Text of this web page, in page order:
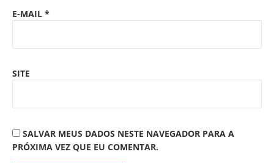
E-MAIL *
SITE
SALVAR MEUS DADOS NESTE NAVEGADOR PARA A
PRÓXIMA VEZ QUE EU COMENTAR.